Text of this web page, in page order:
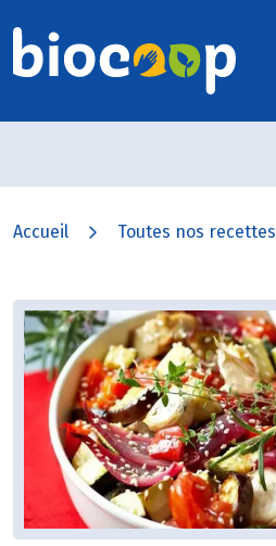
Accueil Toutes nos recettes